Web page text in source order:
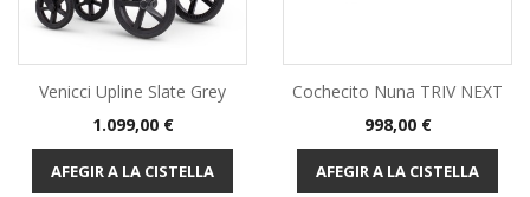
Venicci Upline Slate Grey
Preu
1.099,00 €
AFEGIR A LA CISTELLA
Cochecito Nuna TRIV NEXT
Preu
998,00 €
AFEGIR A LA CISTELLA